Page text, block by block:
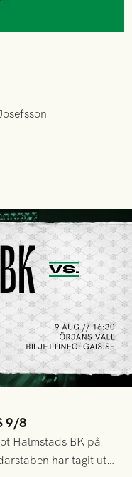
9/8
Halmstads BK på
har tagit ut